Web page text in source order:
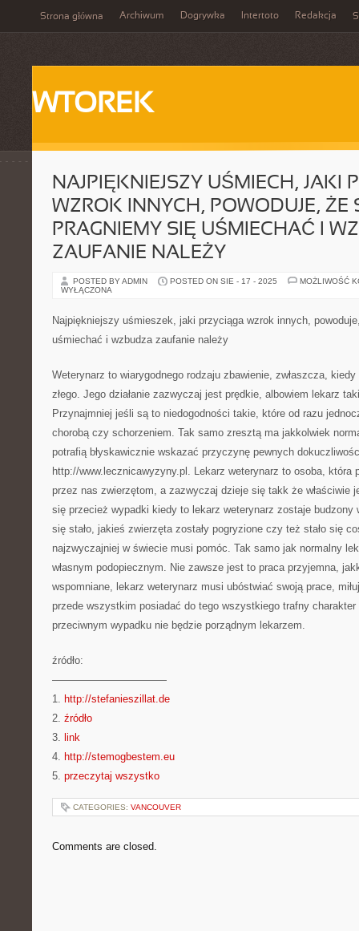
Strona główna Archiwum Dogrywka Intertoto Redakcja
WTOREK
NAJPIĘKNIEJSZY UŚMIECH, JAKI
WZROK INNYCH, POWODUJE, ŻE
PRAGNIEMY SIĘ UŚMIECHAĆ I
ZAUFANIE NALEŻY
POSTED BY ADMIN POSTED ON SIE - 17 - 2025
MOŻLIWOŚĆ
WYŁĄCZONA
Najpiękniejszy uśmieszek, jaki przyciąga wzrok innych,
uśmiechać i wzbudza zaufanie należy
Weterynarz to wiarygodnego rodzaju zbawienie, zwłaszcza,
złego. Jego działanie zazwyczaj jest prędkie, albowiem lekarz
Przynajmniej jeśli są to niedogodności takie, które od razu
chorobą czy schorzeniem. Tak samo zresztą ma jakkolwiek
potrafią błyskawicznie wskazać przyczynę pewnych
http://www.lecznicawyzyny.pl. Lekarz weterynarz to osoba, która
przez nas zwierzętom, a zazwyczaj dzieje się takk że właściwie
się przecież wypadki kiedy to lekarz weterynarz zostaje budzony
się stało, jakieś zwierzęta zostały pogryzione czy też stało się
najzwyczajniej w świecie musi pomóc. Tak samo jak normalny
własnym podopiecznym. Nie zawsze jest to praca przyjemna,
wspomniane, lekarz weterynarz musi ubóstwiać swoją prace,
przede wszystkim posiadać do tego wszystkiego trafny
przeciwnym wypadku nie będzie porządnym lekarzem.
źródło:
———————————
1. http://stefanieszillat.de
2. źródło
3. link
4. http://stemogbestem.eu
5. przeczytaj wszystko
CATEGORIES: VANCOUVER
Comments are closed.